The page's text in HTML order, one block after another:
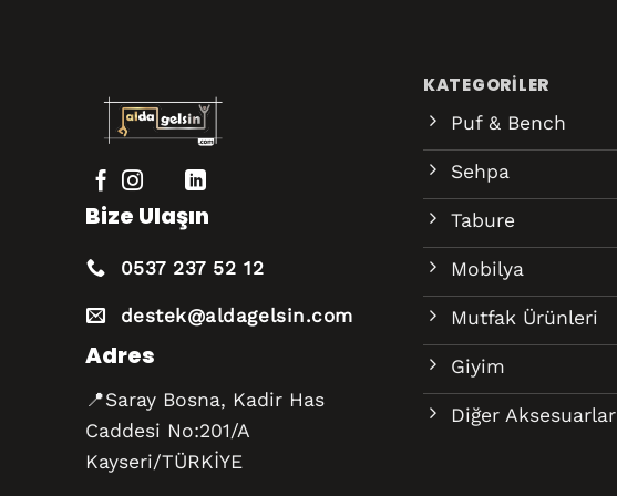
Bize Ulaşın
0537 237 52 12
destek@aldagelsin.com
Adres
📍Saray Bosna, Kadir Has
Caddesi No:201/A
Kayseri/TÜRKİYE
KATEGORILER
Puf & Bench
Sehpa
Tabure
Mobilya
Mutfak Ürünleri
Giyim
Diğer Aksesuarlar